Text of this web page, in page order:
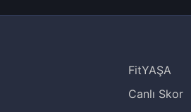
FitYAŞA
Canlı Skor